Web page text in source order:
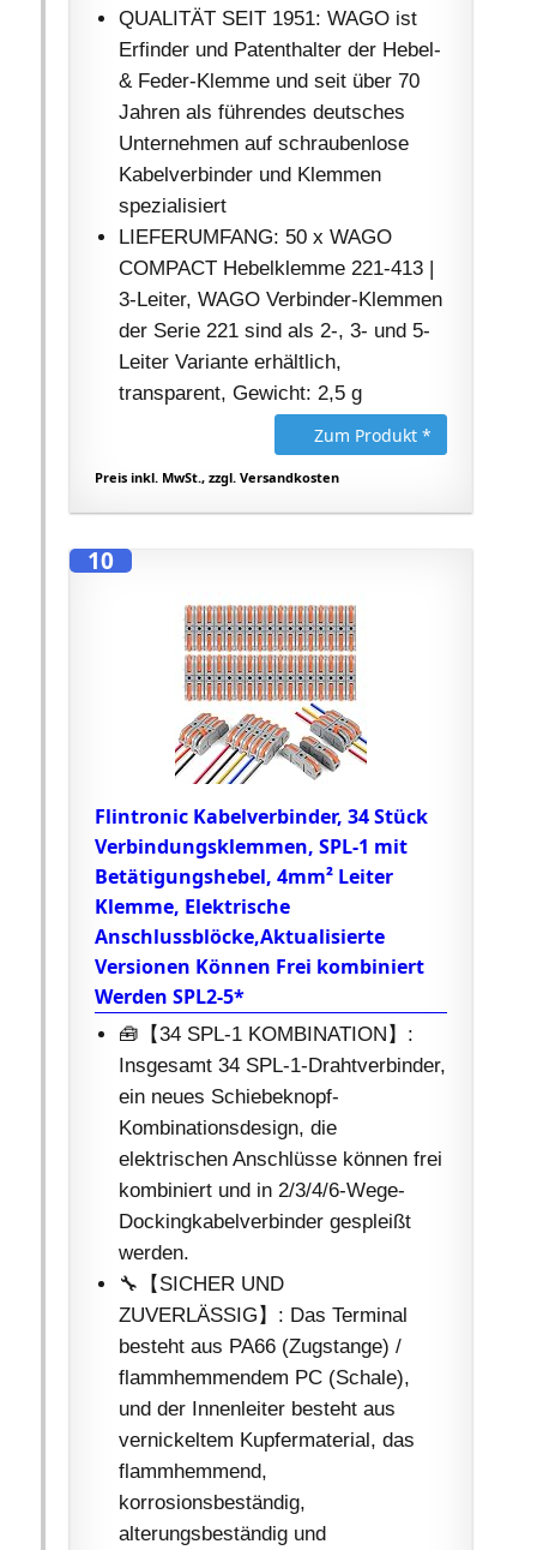
QUALITÄT SEIT 1951: WAGO ist
Erfinder und Patenthalter der Hebel-
& Feder-Klemme und seit über 70
Jahren als führendes deutsches
Unternehmen auf schraubenlose
Kabelverbinder und Klemmen
spezialisiert
LIEFERUMFANG: 50 x WAGO
COMPACT Hebelklemme 221-413 |
3-Leiter, WAGO Verbinder-Klemmen
der Serie 221 sind als 2-, 3- und 5-
Leiter Variante erhältlich,
transparent, Gewicht: 2,5 g
Zum Produkt *
Preis inkl. MwSt., zzgl. Versandkosten
10
Flintronic Kabelverbinder, 34 Stück
Verbindungsklemmen, SPL-1 mit
Betätigungshebel, 4mm² Leiter
Klemme, Elektrische
Anschlussblöcke,Aktualisierte
Versionen Können Frei kombiniert
Werden SPL2-5*
🧰【34 SPL-1 KOMBINATION】:
Insgesamt 34 SPL-1-Drahtverbinder,
ein neues Schiebeknopf-
Kombinationsdesign, die
elektrischen Anschlüsse können frei
kombiniert und in 2/3/4/6-Wege-
Dockingkabelverbinder gespleißt
werden.
🔧【SICHER UND
ZUVERLÄSSIG】: Das Terminal
besteht aus PA66 (Zugstange) /
flammhemmendem PC (Schale),
und der Innenleiter besteht aus
vernickeltem Kupfermaterial, das
flammhemmend,
korrosionsbeständig,
alterungsbeständig und